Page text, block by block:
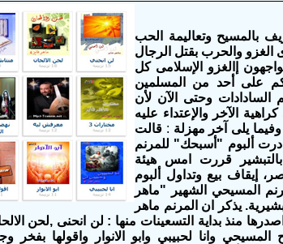
بالمسيح وتعاليمة الحب
الغزو والحرب بقتل الرجال
إالغزو الإسلامى كل
على أحد من المسلمين
وحتى الآن لأن
الآخر والإعتداء عليه
يلى آخر مهزلة : قالت
ألبوم "أسبحك" للمرنم
قررت امس هيئة
إيقاف بيع وتداول ألبوم
المسيحي الشهير "ماهر
يذكر ان المرنم ماهر
اصدرها منذ بداية التسعينات منها : لن انحنى ,لحن
المسيحي و انا لحبيبي و ابو الانوار و اقولها بفخر و